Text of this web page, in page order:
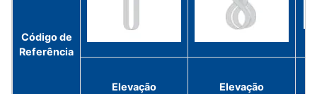
Código de
Referência
Elevação
Elevação